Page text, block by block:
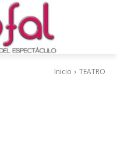
Inicio TEATRO